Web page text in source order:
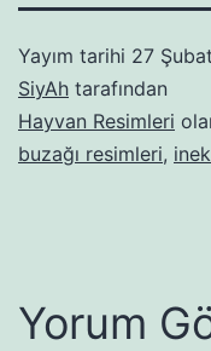
Yayım tarihi 27
SiyAh tarafından
Hayvan Resimleri
buzağı resimleri,
Yorum